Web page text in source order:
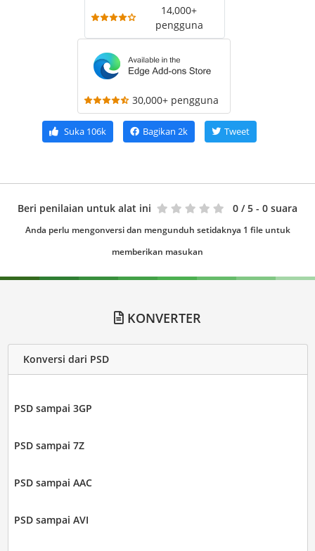
14,000+
pengguna
30,000+ pengguna
Suka106k Bagikan 2k Tweet
Beri penilaian untuk alat ini 0 / 5 - 0 suara
Anda perlu mengonversi dan mengunduh setidaknya 1 file untuk
memberikan masukan
KONVERTER
Konversi dari PSD
PSD sampai 3GP
PSD sampai 7Z
PSD sampai AAC
PSD sampai AVI